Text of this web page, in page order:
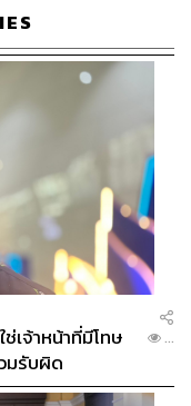
เจ้าหน้าที่มีโทษ
มรับผิด
...